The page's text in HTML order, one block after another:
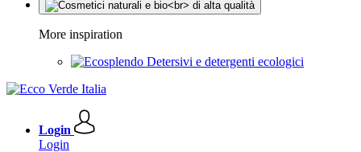
More inspiration
Detersivi e detergenti ecologici
Login
Login